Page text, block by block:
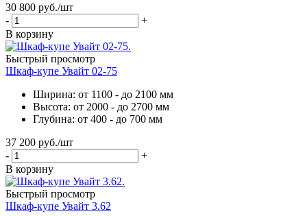
30 800 руб./шт
-
+
В корзину
Быстрый просмотр
Шкаф-купе Увайт 02-75
Ширина: от 1100 - до 2100 мм
Высота: от 2000 - до 2700 мм
Глубина: от 400 - до 700 мм
37 200 руб./шт
-
+
В корзину
Быстрый просмотр
Шкаф-купе Увайт 3.62